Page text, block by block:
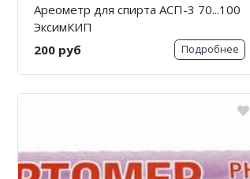
Ареометр для спирта АСП-3 70...100
ЭксимКИП
200 руб
Подробнее